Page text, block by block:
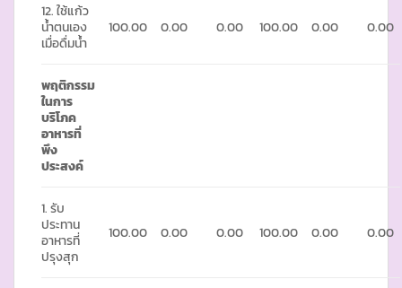
12. ใช้แก้ว
น้ำตนเอง
เมื่อดื่มน้ำ
100.00 0.00 0.00 100.00 0.00 0.00
พฤติกรรม
ในการ
บริโภค
อาหารที่
พึง
ประสงค์
1. รับ
ประทาน
อาหารที่
ปรุงสุก
100.00 0.00 0.00 100.00 0.00 0.00